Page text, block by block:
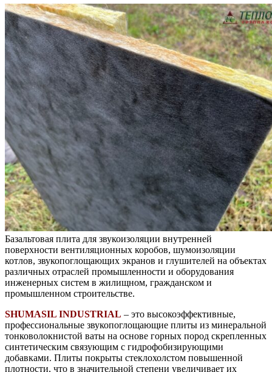
Базальтовая плита для звукоизоляции внутренней
поверхности вентиляционных коробов, шумоизоляции
котлов, звукопоглощающих экранов и глушителей на объектах
различных отраслей промышленности и оборудования
инженерных систем в жилищном, гражданском и
промышленном строительстве.
SHUMASIL INDUSTRIAL – это высокоэффективные,
профессиональные звукопоглощающие плиты из минеральной
тонковолокнистой ваты на основе горных пород скрепленных
синтетическим связующим с гидрофобизирующими
добавками. Плиты покрыты стеклохолстом повышенной
плотности, что в значительной степени увеличивает их